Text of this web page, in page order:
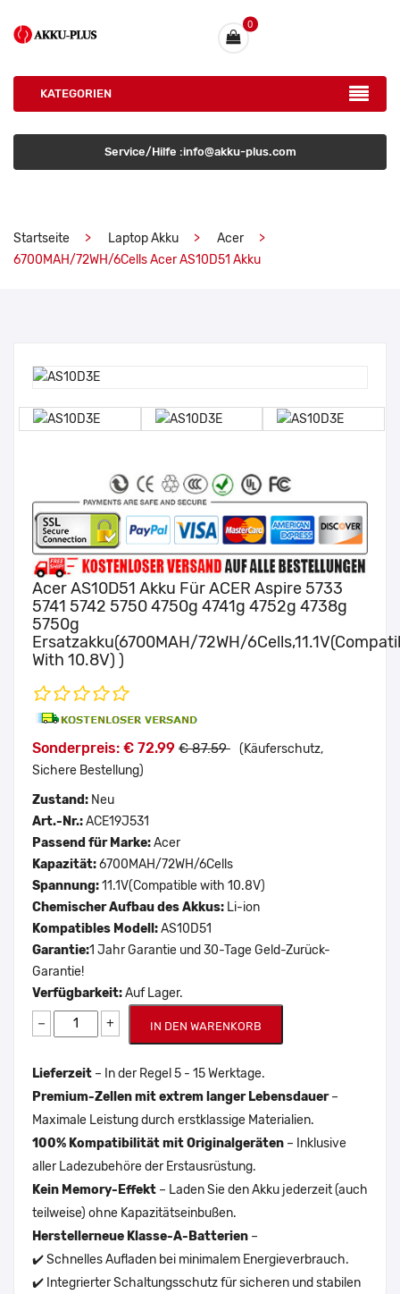
0
KATEGORIEN
Service/Hilfe :info@akku-plus.com
Startseite Laptop Akku
Acer
6700MAH/72WH/6Cells Acer AS10D51 Akku
Acer AS10D51 Akku Für ACER Aspire 5733
5741 5742 5750 4750g 4741g 4752g 4738g
5750g
Ersatzakku(6700MAH/72WH/
With 10.8V) )
Sonderpreis: € 72.99 € 87.59 (Käuferschutz,
Sichere Bestellung)
Zustand: Neu
Art.-Nr.:ACE19J531
Passend für Marke:Acer
Kapazität:6700MAH/72WH/6Cells
Spannung:11.1V(Compatible with 10.8V)
Chemischer Aufbau des Akkus: Li-ion
Kompatibles Modell:AS10D51
Garantie:1 Jahr Garantie und 30-Tage Geld-Zurück-
Garantie!
Verfügbarkeit:Auf Lager.
− + IN DEN WARENKORB
Lieferzeit – In der Regel 5 - 15 Werktage.
Premium-Zellen mit extrem langer Lebensdauer–
Maximale Leistung durch erstklassige Materialien.
100% Kompatibilität mit Originalgeräten – Inklusive
aller Ladezubehöre der Erstausrüstung.
Kein Memory-Effekt – Laden Sie den Akku jederzeit (auch
teilweise) ohne Kapazitätseinbußen.
Herstellerneue Klasse-A-Batterien –
✔️ Schnelles Aufladen bei minimalem Energieverbrauch.
✔️ Integrierter Schaltungsschutz für sicheren und stabilen